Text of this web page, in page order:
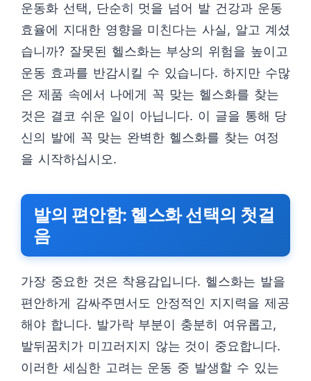
운동화 선택, 단순히 멋을 넘어 발 건강과 운동
효율에 지대한 영향을 미친다는 사실, 알고 계셨
습니까? 잘못된 헬스화는 부상의 위험을 높이고
운동 효과를 반감시킬 수 있습니다. 하지만 수많
은 제품 속에서 나에게 꼭 맞는 헬스화를 찾는
것은 결코 쉬운 일이 아닙니다. 이 글을 통해 당
신의 발에 꼭 맞는 완벽한 헬스화를 찾는 여정
을 시작하십시오.
발의 편안함: 헬스화 선택의 첫걸
음
가장 중요한 것은 착용감입니다. 헬스화는 발을
편안하게 감싸주면서도 안정적인 지지력을 제공
해야 합니다. 발가락 부분이 충분히 여유롭고,
발뒤꿈치가 미끄러지지 않는 것이 중요합니다.
이러한 세심한 고려는 운동 중 발생할 수 있는